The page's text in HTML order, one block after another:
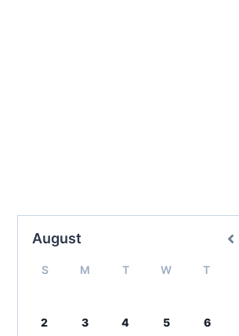
August
S M T W T
2
3 4 5 6